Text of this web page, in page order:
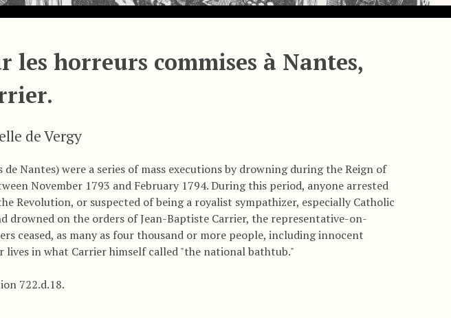
les horreurs commises à Nantes,
de Vergy
Nantes) were a series of mass executions by drowning during the Reign of
November 1793 and February 1794. During this period, anyone arrested
Revolution, or suspected of being a royalist sympathizer, especially Catholic
drowned on the orders of Jean-Baptiste Carrier, the representative-on-
ceased, as many as four thousand or more people, including innocent
in what Carrier himself called "the national bathtub."
722.d.18.